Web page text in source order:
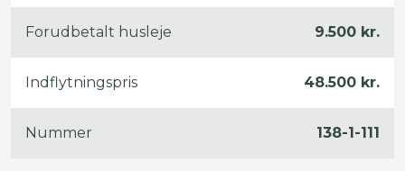
Forudbetalt husleje 9.500 kr.
Indflytningspris 48.500 kr.
Nummer 138-1-111